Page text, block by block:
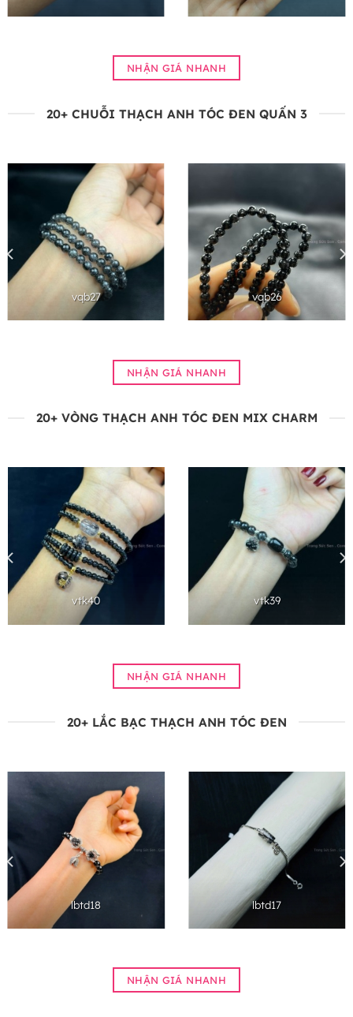
NHẬN GIÁ NHANH
20+ CHUỖI THẠCH ANH TÓC ĐEN QUẤN 3
vqb27 vqb26
NHẬN GIÁ NHANH
20+ VÒNG THẠCH ANH TÓC ĐEN MIX CHARM
vtk40 vtk39
NHẬN GIÁ NHANH
20+ LẮC BẠC THẠCH ANH TÓC ĐEN
lbtd18 lbtd17
NHẬN GIÁ NHANH